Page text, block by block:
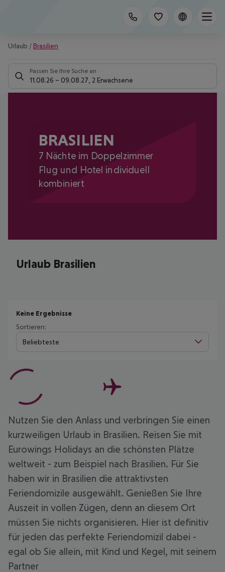
Urlaub / Brasilien
Passen Sie Ihre Suche an
11.08.26 – 09.08.27 2 Erwachsene
BRASILIEN
7 Nächte im Doppelzimmer
Flug und Hotel individuell
kombiniert
Urlaub Brasilien
Keine Ergebnisse
Sortieren:
Beliebteste
Nutzen Sie den Anlass und verbringen Sie einen
kurzweiligen Urlaub in Brasilien. Reisen Sie mit
Eurowings Holidays an die schönsten Plätze
weltweit - zum Beispiel nach Brasilien. Für Sie
haben wir in Brasilien die attraktivsten
Feriendomizile ausgewählt. Genießen Sie Ihre
Auszeit in vollen Zügen, denn an diesem Ort
müssen Sie nichts organisieren. Hier ist definitiv
für jeden das perfekte Feriendomizil dabei -
egal ob Sie allein, mit Kind und Kegel, mit seinem
Partner